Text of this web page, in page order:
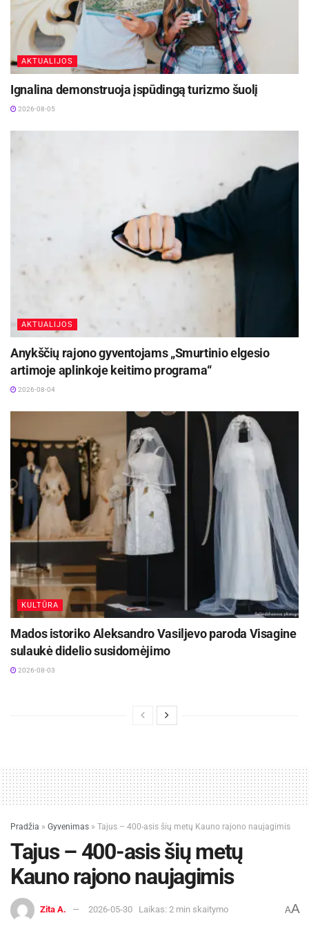
AKTUALIJOS
Ignalina demonstruoja įspūdingą turizmo šuolį
2026-08-05
AKTUALIJOS
Anykščių rajono gyventojams „Smurtinio elgesio
artimoje aplinkoje keitimo programa“
2026-08-04
KULTŪRA
Mados istoriko Aleksandro Vasiljevo paroda Visagine
sulaukė didelio susidomėjimo
2026-08-03
Pradžia » Gyvenimas » Tajus – 400-asis šių metų Kauno rajono naujagimis
Tajus – 400-asis šių metų
Kauno rajono naujagimis
Zita A. 2026-05-30 Laikas: 2 min skaitymo AA